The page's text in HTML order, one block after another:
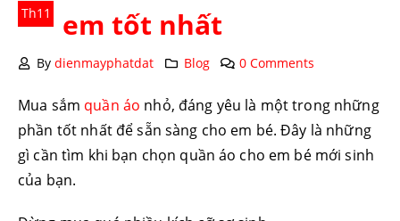
Th11
em tốt nhất
Bydienmayphatdat Blog 0 Comments
Mua sắm quần áo nhỏ, đáng yêu là một trong những
phần tốt nhất để sẵn sàng cho em bé. Đây là những
gì cần tìm khi bạn chọn quần áo cho em bé mới sinh
của bạn.